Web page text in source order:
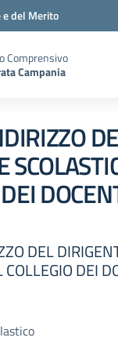
del Merito
Comprensivo
Campania
DEL
DEI